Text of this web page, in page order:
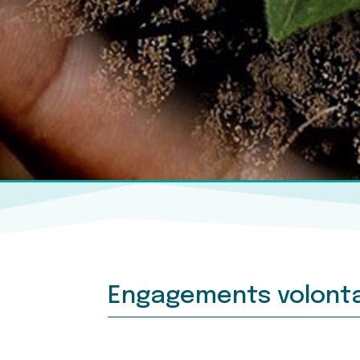
Engagements